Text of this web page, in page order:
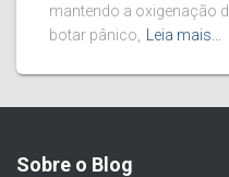
mantendo a oxigenação
botar pânico,
Leia mais…
Sobre o Blog